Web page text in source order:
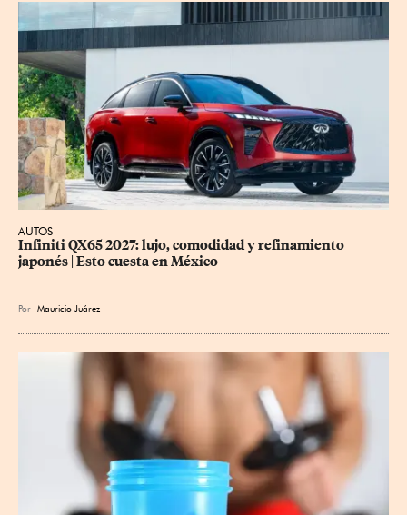
AUTOS
Infiniti QX65 2027: lujo, comodidad y refinamiento
japonés | Esto cuesta en México
Por Mauricio Juárez